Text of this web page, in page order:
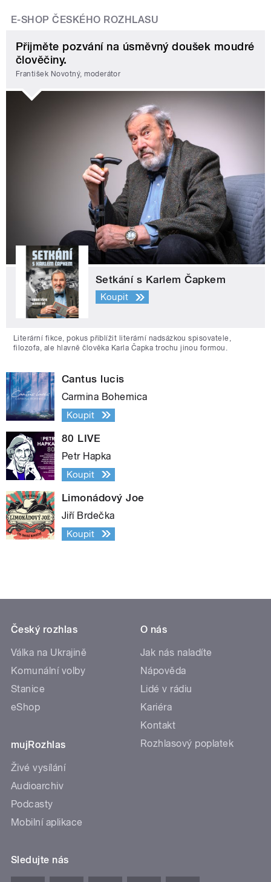
E-SHOP ČESKÉHO ROZHLASU
Přijměte pozvání na úsměvný doušek moudré
člověčiny.
František Novotný, moderátor
Setkání s Karlem Čapkem
Koupit
Literární fikce, pokus přiblížit literární nadsázkou spisovatele,
filozofa, ale hlavně člověka Karla Čapka trochu jinou formou.
Cantus lucis
Carmina Bohemica
Koupit
80 LIVE
Petr Hapka
Koupit
Limonádový Joe
Jiří Brdečka
Koupit
Český rozhlas
Válka na Ukrajině
Komunální volby
Stanice
eShop
mujRozhlas
Živé vysílání
Audioarchiv
Podcasty
Mobilní aplikace
O nás
Jak nás naladíte
Nápověda
Lidé v rádiu
Kariéra
Kontakt
Rozhlasový poplatek
Sledujte nás